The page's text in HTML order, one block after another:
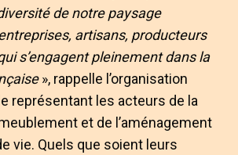
de notre paysage
artisans, producteurs
s’engagent pleinement dans la
», rappelle l’organisation
représentant les acteurs de la
et de l’aménagement
vie. Quels que soient leurs